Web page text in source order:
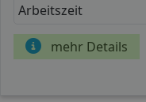
Arbeitszeit
mehr Details